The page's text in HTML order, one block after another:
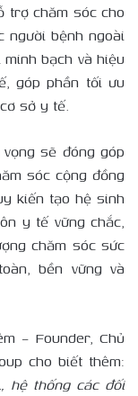
trợ chăm sóc cho
người bệnh ngoài
bạch và hiệu
góp phần tối ưu
sở y tế.
sẽ đóng góp
sóc cộng đồng
kiến tạo hệ sinh
y tế vững chắc,
chăm sóc sức
bền vững và
– Founder, Chủ
cho biết thêm:
hệ thống các đối